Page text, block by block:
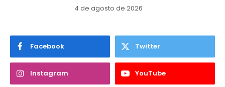
4 de agosto de 2026
Facebook Twitter
Instagram YouTube